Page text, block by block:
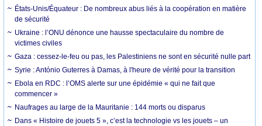
États-Unis/Équateur : De nombreux abus liés à la coopération en matière
de sécurité
Ukraine : l’ONU dénonce une hausse spectaculaire du nombre de
victimes civiles
Gaza : cessez-le-feu ou pas, les Palestiniens ne sont en sécurité nulle part
Syrie : António Guterres à Damas, à l'heure de vérité pour la transition
Ebola en RDC : l’OMS alerte sur une épidémie « qui ne fait que
commencer »
Naufrages au large de la Mauritanie : 144 morts ou disparus
Dans « Histoire de jouets 5 », c’est la technologie vs les jouets – un